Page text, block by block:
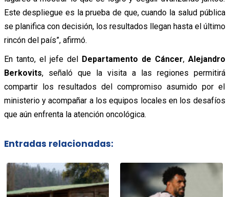
Este despliegue es la prueba de que, cuando la salud pública
se planifica con decisión, los resultados llegan hasta el último
rincón del país”, afirmó.
En tanto, el jefe del Departamento de Cáncer, Alejandro
Berkovits, señaló que la visita a las regiones permitirá
compartir los resultados del compromiso asumido por el
ministerio y acompañar a los equipos locales en los desafíos
que aún enfrenta la atención oncológica.
Entradas relacionadas: